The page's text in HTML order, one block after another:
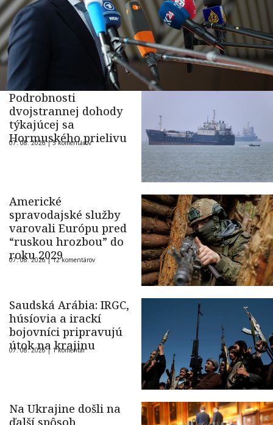
Podrobnosti
dvojstrannej dohody
týkajúcej sa
Hormuského prielivu
07. 08. 2026 |5 komentárov
Americké
spravodajské služby
varovali Európu pred
“ruskou hrozbou” do
roku 2029
07. 08. 2026 |12 komentárov
Saudská Arábia: IRGC,
húsíovia a irackí
bojovníci pripravujú
útok na krajinu
07. 08. 2026 | 1 komentár
Na Ukrajine došli na
ďalší spôsob